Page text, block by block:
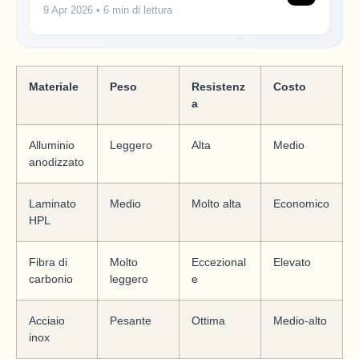
9 Apr 2026 • 6 min di lettura
Materiale Peso
Resistenz
a
Costo
Alluminio
anodizzato
Leggero Alta Medio
Laminato
HPL
Medio Molto alta Economico
Fibra di
carbonio
Molto
leggero
Eccezional
e
Elevato
Acciaio
inox
Pesante Ottima Medio-alto